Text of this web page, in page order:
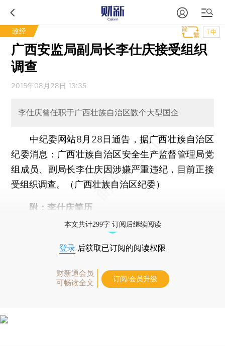
政经 T中
广西安监局副局长李仕庆接受组织
调查
2015年08月28日 13:35
李仕庆曾任职于广西壮族自治区数个大型国企
中纪委网站8月28日通告，据广西壮族自治区
纪委消息：广西壮族自治区安全生产监督管理局党
组成员、副局长李仕庆因涉嫌严重违纪，目前正接
受组织调查。（广西壮族自治区纪委）
附：李仕庆简历
本文共计299字 订阅后继续阅读
登录 后获取已订阅的阅读权限
财新通会员
可畅读全文
订阅/会员升级